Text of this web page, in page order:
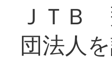
ＪＴＢ
団法人